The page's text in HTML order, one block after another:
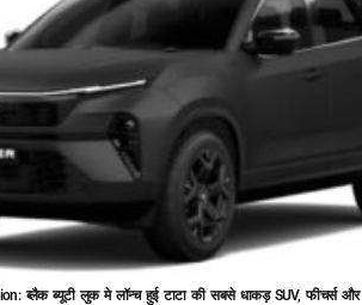
ब्लैक ब्यूटी लुक मे लॉन्च हुई टाटा की सबसे धाकड़ SUV, फीचर्स